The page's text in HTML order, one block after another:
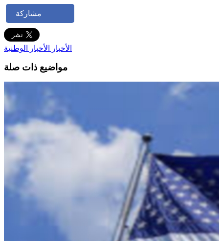
مشاركة
الأخبار الأخبار الوطنية
مواضيع ذات صلة